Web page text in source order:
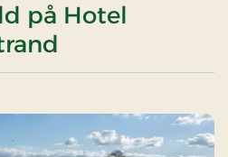
på Hotel